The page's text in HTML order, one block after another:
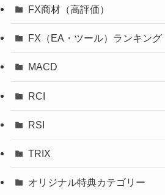
FX商材（高評価）
FX（EA・ツール）ランキング
MACD
RCI
RSI
TRIX
オリジナル特典カテゴリー